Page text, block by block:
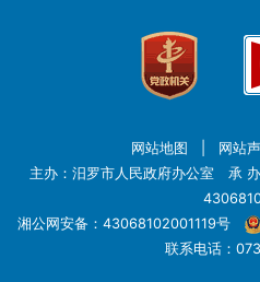
网站地图 网站
主办：汨罗市人民政府办公室 承
湘公网安备：43068102001119号
联系电话：